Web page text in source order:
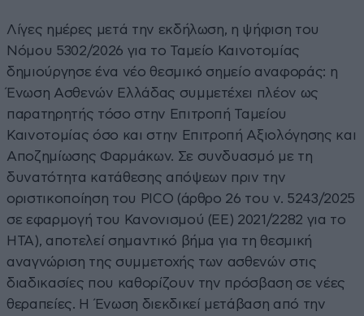
Λίγες ημέρες μετά την εκδήλωση, η ψήφιση του
Νόμου 5302/2026 για το Ταμείο Καινοτομίας
δημιούργησε ένα νέο θεσμικό σημείο αναφοράς: η
Ένωση Ασθενών Ελλάδας συμμετέχει πλέον ως
παρατηρητής τόσο στην Επιτροπή Ταμείου
Καινοτομίας όσο και στην Επιτροπή Αξιολόγησης και
Αποζημίωσης Φαρμάκων. Σε συνδυασμό με τη
δυνατότητα κατάθεσης απόψεων πριν την
οριστικοποίηση του PICO (άρθρο 26 του ν. 5243/2025
σε εφαρμογή του Κανονισμού (ΕΕ) 2021/2282 για το
HTA), αποτελεί σημαντικό βήμα για τη θεσμική
αναγνώριση της συμμετοχής των ασθενών στις
διαδικασίες που καθορίζουν την πρόσβαση σε νέες
θεραπείες. Η Ένωση διεκδικεί μετάβαση από την